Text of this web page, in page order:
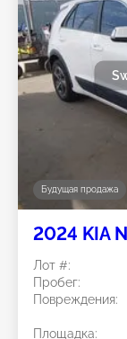
Будущая продажа
2024 KIA
Лот #:
Пробег:
Повреждения:
Площадка: